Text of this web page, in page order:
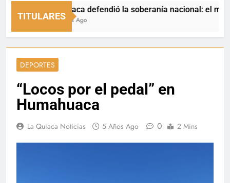
TITULARES
La Quiaca defendió la soberanía nacional: el
20 Horas Ago
DEPORTES
“Locos por el pedal” en
Humahuaca
La Quiaca Noticias 5 Años Ago 0 2 Mins